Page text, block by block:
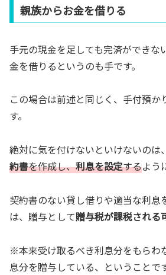
親族からお金を借りる
手元の現金を足しても完済ができな
金を借りるというのも手です。
この場合は前述と同じく、手付預か
す。
絶対に気を付けないといけないのは、
約書を作成し、利息を設定するよう
契約書のない貸し借りや適当な利息
は、贈与として贈与税が課税される
※本来受け取るべき利息分をもらわ
息分を贈与している、ということです